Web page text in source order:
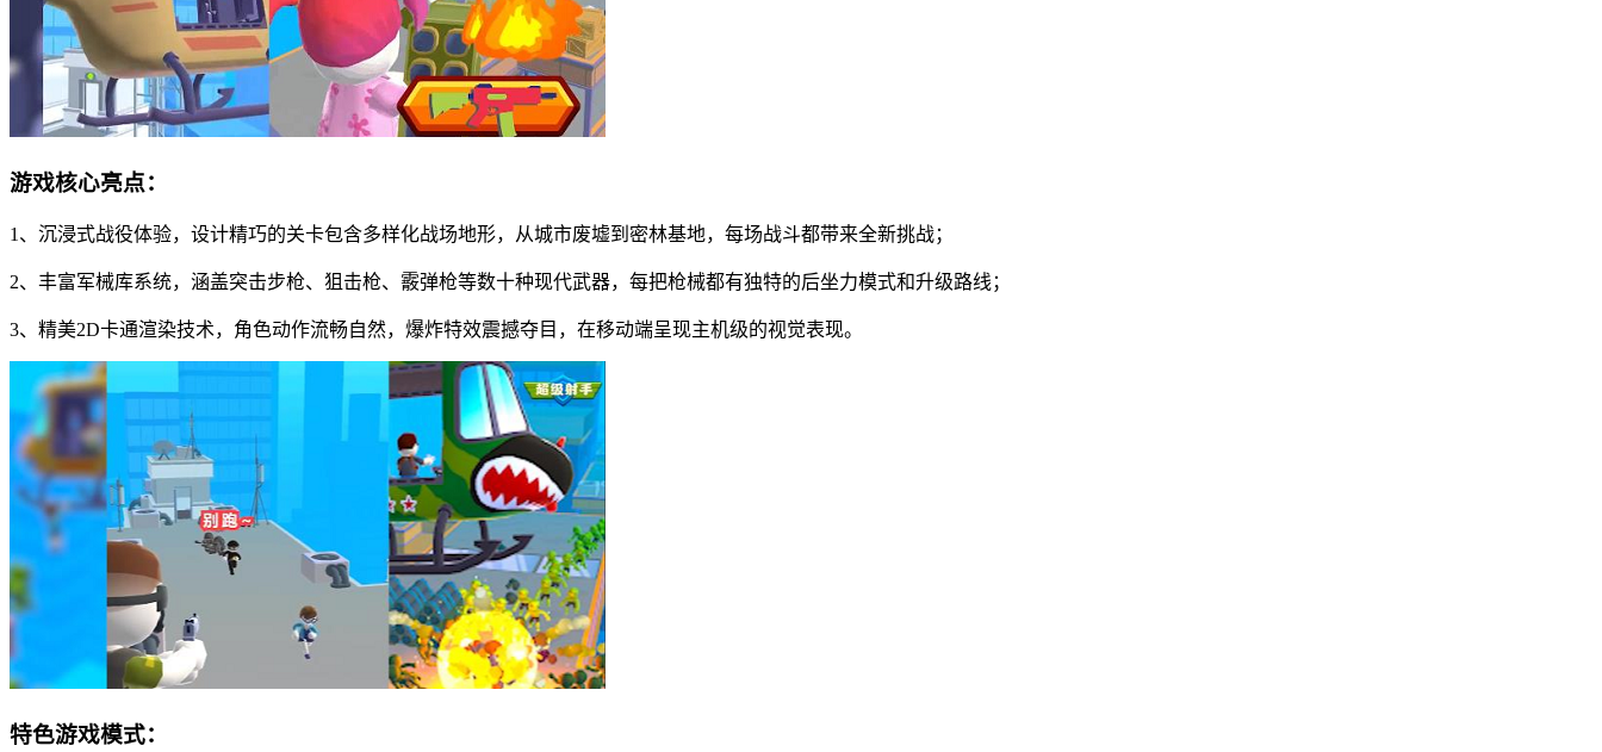
游戏核心亮点：
1、沉浸式战役体验，设计精巧的关卡包含多样化战场地形，从城市废墟到密林基地，每场战斗都带来全新挑战；
2、丰富军械库系统，涵盖突击步枪、狙击枪、霰弹枪等数十种现代武器，每把枪械都有独特的后坐力模式和升级路线；
3、精美2D卡通渲染技术，角色动作流畅自然，爆炸特效震撼夺目，在移动端呈现主机级的视觉表现。
特色游戏模式：